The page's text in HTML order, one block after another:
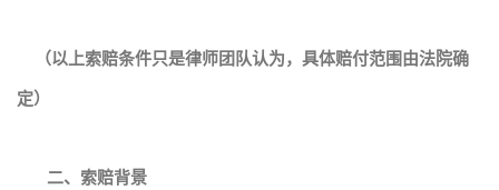
（以上索赔条件只是律师团队认为，具体赔付范围由法院确
定）
二、索赔背景